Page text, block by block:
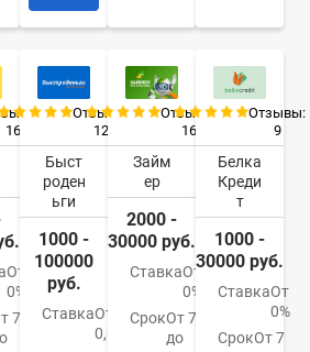
16
От
0%
7
Отзывы:
12
Быст
роден
ьги
1000 -
100000
руб.
СтавкаОт
0,85%
Отзывы:
16
Займ
ер
2000 -
30000 руб.
СтавкаОт
0%
СрокОт 7
до
Отзывы:
9
Белка
Креди
т
1000 -
30000 руб.
СтавкаОт
0%
СрокОт 7